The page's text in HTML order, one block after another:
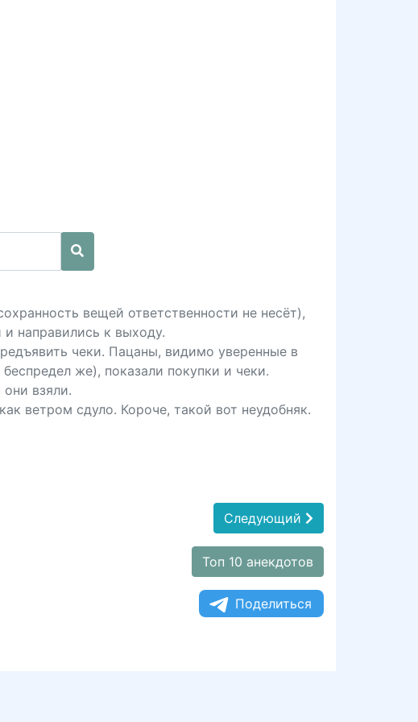
вещей ответственности не несёт),
направились к выходу.
чеки. Пацаны, видимо уверенные в
же), показали покупки и чеки.
взяли.
ветром сдуло. Короче, такой вот неудобняк.
Следующий
Топ 10 анекдотов
Поделиться